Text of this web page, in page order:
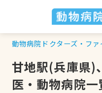
動物病院ドクターズ・ファ
甘地駅(兵庫県)
医・動物病院一